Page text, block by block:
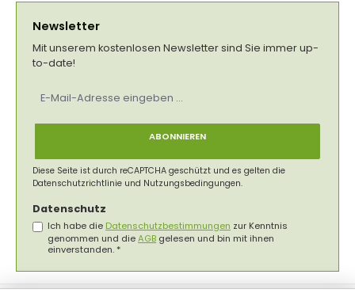
Newsletter
Mit unserem kostenlosen Newsletter sind Sie immer up-
to-date!
Mail-
ABONNIEREN
Diese Seite ist durch reCAPTCHA geschützt und es gelten die
Datenschutzrichtlinie und Nutzungsbedingungen.
Datenschutz
Ich habe die Datenschutzbestimmungen zur Kenntnis
genommen und dieAGB gelesen und bin mit ihnen
einverstanden. *